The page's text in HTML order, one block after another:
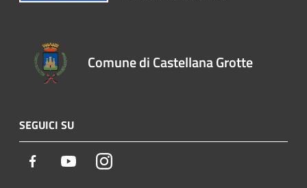
Comune di Castellana Grotte
SEGUICI SU
Facebook YoutubeInstagram